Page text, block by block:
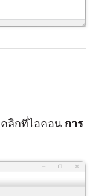
คลิกที่ไอคอน การ